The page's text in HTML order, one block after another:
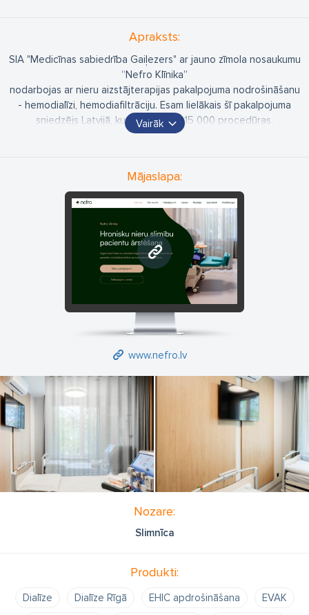
Apraksts:
SIA "Medicīnas sabiedrība Gaiļezers" ar jauno zīmola nosaukumu
“Nefro Klīnika”
nodarbojas ar nieru aizstājterapijas pakalpojuma nodrošināšanu
- hemodialīzi, hemodiafiltrāciju. Esam lielākais šī pakalpojuma
sniedzējs Latvijā, kurš veic gadā 15 000 procedūras.
Uzņēmumam ir filiāles 10 dažādās Latvijas vietās - 2 filiāles Rīgā,
Nieru aizstājterapija:
Hemodialīze (HD).
Hemodiafiltrācija (HDF).Nefrologa konsultācijas.
Nodrošinām nieru aizstājterapijas procedūras arī tūristiem.
Sarunvalodas: latviešu, krievu, angļu, vācu.
Vairāk
Mājaslapa:
www.nefro.lv
www.nefro.lv
Nozare:
Slimnīca
Produkti:
Dialīze Dialīze Rīgā EHIC apdrošināšana
EVAK